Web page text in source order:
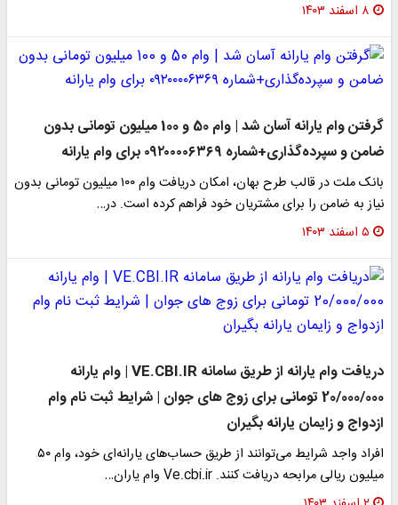
۸ اسفند ۱۴۰۳
گرفتن وام یارانه آسان شد | وام 50 و 100 میلیون تومانی بدون
ضامن و سپرده‌گذاری+شماره ۰۹۲۰۰۰۰۶۳۶۹ برای وام یارانه
بانک ملت در قالب طرح بهان، امکان دریافت وام ۱۰۰ میلیون تومانی بدون
نیاز به ضامن را برای مشتریان خود فراهم کرده است. در…
۵ اسفند ۱۴۰۳
دریافت وام یارانه از طریق سامانه VE.CBI.IR | وام یارانه
20/000/000 تومانی برای زوج های جوان | شرایط ثبت نام وام
ازدواج و زایمان یارانه بگیران
افراد واجد شرایط می‌توانند از طریق حساب‌های یارانه‌ای خود، وام ۵۰
میلیون ریالی مرابحه دریافت کنند. Ve.cbi.ir وام یاران…